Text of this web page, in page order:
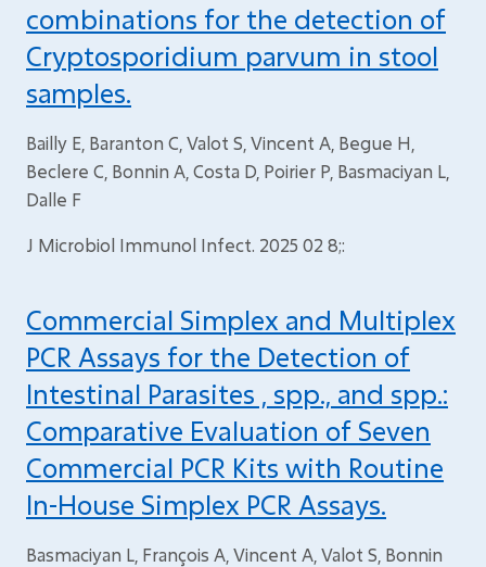
combinations for the detection of
Cryptosporidium parvum in stool
samples.
Bailly E, Baranton C, Valot S, Vincent A, Begue H,
Beclere C, Bonnin A, Costa D, Poirier P, Basmaciyan L,
Dalle F
J Microbiol Immunol Infect. 2025 02 8;:
Commercial Simplex and Multiplex
PCR Assays for the Detection of
Intestinal Parasites , spp., and spp.:
Comparative Evaluation of Seven
Commercial PCR Kits with Routine
In-House Simplex PCR Assays.
Basmaciyan L, François A, Vincent A, Valot S, Bonnin